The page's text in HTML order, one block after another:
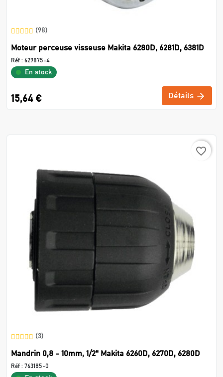
(98)
Moteur perceuse visseuse Makita 6280D, 6281D, 6381D
Réf : 629875-4
En stock
15,64 € Détails
favorite_border
(3)
Mandrin 0,8 - 10mm, 1/2" Makita 6260D, 6270D, 6280D
Réf : 763185-0